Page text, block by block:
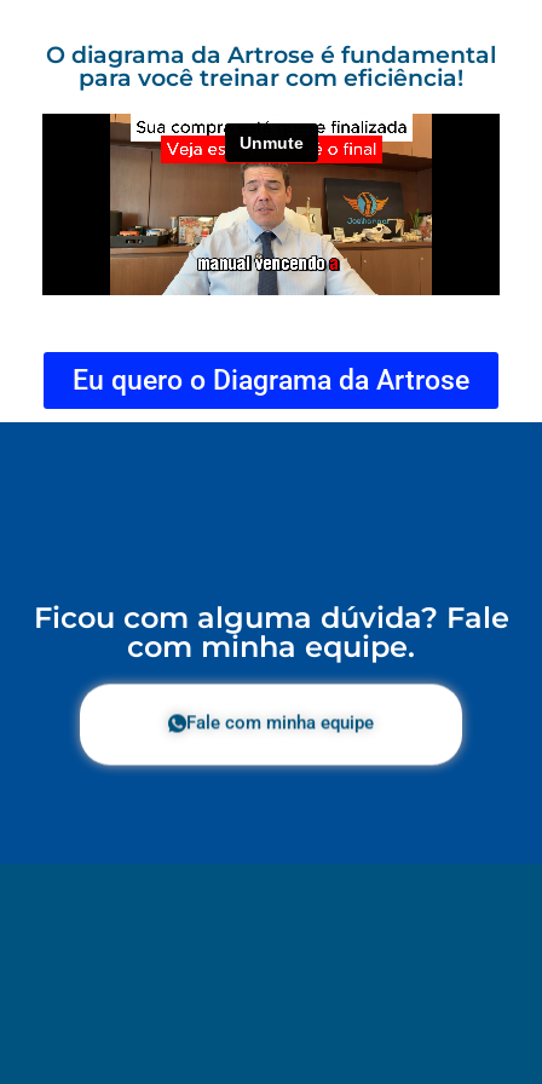
O diagrama da Artrose é fundamental
para você treinar com eficiência!
Eu quero o Diagrama da Artrose
Ficou com alguma dúvida? Fale
com minha equipe.
Fale com minha equipe